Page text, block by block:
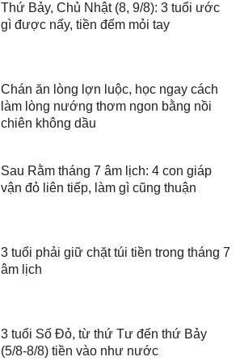
Thứ Bảy, Chủ Nhật (8, 9/8): 3 tuổi ước
gì được nấy, tiền đếm mỏi tay
Chán ăn lòng lợn luộc, học ngay cách
làm lòng nướng thơm ngon bằng nồi
chiên không dầu
Sau Rằm tháng 7 âm lịch: 4 con giáp
vận đỏ liên tiếp, làm gì cũng thuận
3 tuổi phải giữ chặt túi tiền trong tháng 7
âm lịch
3 tuổi Số Đỏ, từ thứ Tư đến thứ Bảy
(5/8-8/8) tiền vào như nước